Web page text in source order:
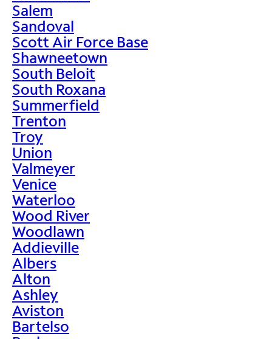
Salem
Sandoval
Scott Air Force Base
Shawneetown
South Beloit
South Roxana
Summerfield
Trenton
Troy
Union
Valmeyer
Venice
Waterloo
Wood River
Woodlawn
Addieville
Albers
Alton
Ashley
Aviston
Bartelso